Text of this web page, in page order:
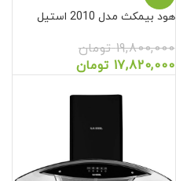
هود بیمکث مدل 2010 استیل
19,800,000 تومان
17,820,000 تومان